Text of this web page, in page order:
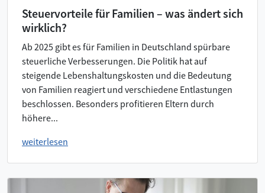
Steuervorteile für Familien – was ändert sich
wirklich?
Ab 2025 gibt es für Familien in Deutschland spürbare
steuerliche Verbesserungen. Die Politik hat auf
steigende Lebenshaltungskosten und die Bedeutung
von Familien reagiert und verschiedene Entlastungen
beschlossen. Besonders profitieren Eltern durch
höhere...
weiterlesen